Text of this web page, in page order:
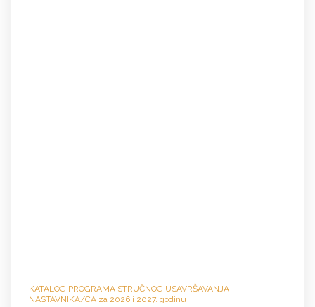
KATALOG PROGRAMA STRUČNOG USAVRŠAVANJA
NASTAVNIKA/CA za 2026 i 2027. godinu